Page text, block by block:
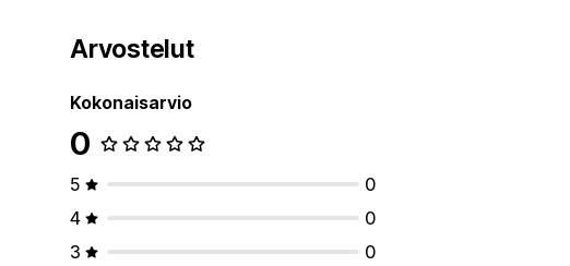
Arvostelut
Kokonaisarvio
0
5
0
4
0
3
0